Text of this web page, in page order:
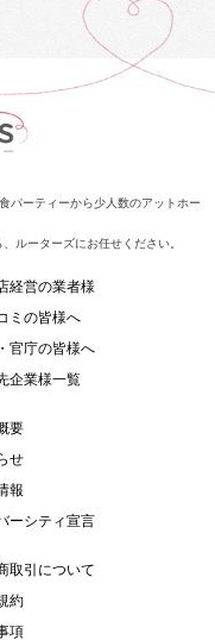
パーティーから少人数のアットホー
ルーターズにお任せください。
経営の業者様
ミの皆様へ
官庁の皆様へ
企業様一覧
要
せ
報
ーシティ宣言
取引について
約
項